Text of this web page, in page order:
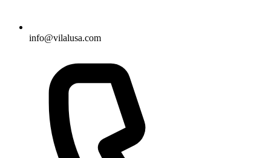
info@vilalusa.com